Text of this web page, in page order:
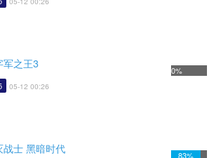
军之王3
05-12 00:26
0%
战士 黑暗时代 83%